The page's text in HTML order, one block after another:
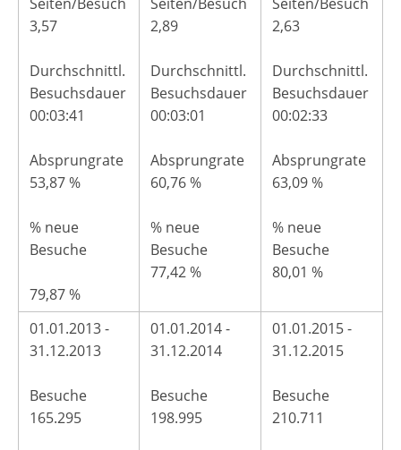
3,57
Durchschnittl.
Besuchsdauer
00:03:41
Absprungrate
53,87 %
% neue
Besuche
79,87 %
2,89
Durchschnittl.
Besuchsdauer
00:03:01
Absprungrate
60,76 %
% neue
Besuche
77,42 %
2,63
Durchschnittl.
Besuchsdauer
00:02:33
Absprungrate
63,09 %
% neue
Besuche
80,01 %
01.01.2013 -
31.12.2013
Besuche
165.295
01.01.2014 -
31.12.2014
Besuche
198.995
01.01.2015 -
31.12.2015
Besuche
210.711